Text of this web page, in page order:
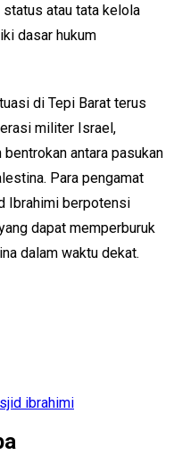
atau tata kelola
dasar hukum
di Tepi Barat terus
militer Israel,
antara pasukan
Para pengamat
Ibrahimi berpotensi
dapat memperburuk
dalam waktu dekat.
ibrahimi